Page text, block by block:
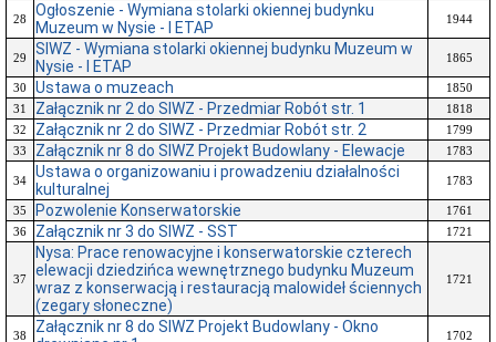
28
Ogłoszenie - Wymiana stolarki okiennej budynku
Muzeum w Nysie - I ETAP
1944
29
SIWZ - Wymiana stolarki okiennej budynku Muzeum w
Nysie - I ETAP
1865
30 Ustawa o muzeach
1850
31
Załącznik nr 2 do SIWZ - Przedmiar Robót str. 1
1818
32
Załącznik nr 2 do SIWZ - Przedmiar Robót str. 2
1799
33
Załącznik nr 8 do SIWZ Projekt Budowlany - Elewacje 1783
34
Ustawa o organizowaniu i prowadzeniu działalności
kulturalnej
1783
35 Pozwolenie Konserwatorskie
1761
36
Załącznik nr 3 do SIWZ - SST 1721
37
Nysa: Prace renowacyjne i konserwatorskie czterech
elewacji dziedzińca wewnętrznego budynku Muzeum
wraz z konserwacją i restauracją malowideł ściennych
(zegary słoneczne)
1721
38
Załącznik nr 8 do SIWZ Projekt Budowlany - Okno
1702